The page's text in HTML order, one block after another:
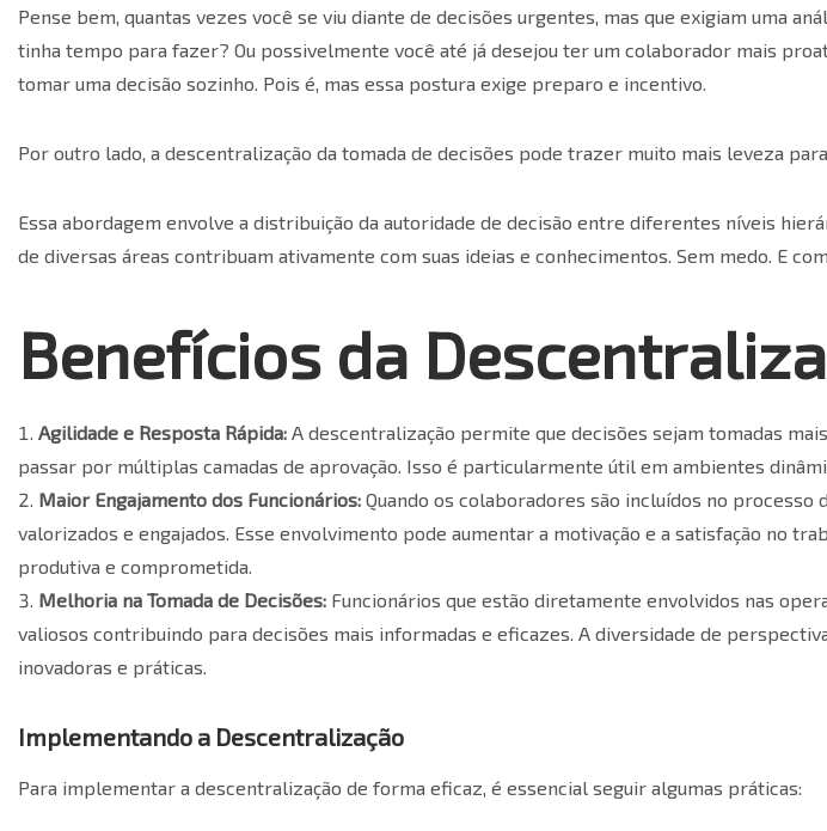
Pense bem, quantas vezes você se viu diante de decisões urgentes, mas que exigiam uma
tinha tempo para fazer? Ou possivelmente você até já desejou ter um colaborador mais
tomar uma decisão sozinho. Pois é, mas essa postura exige preparo e incentivo.
Por outro lado, a descentralização da tomada de decisões pode trazer muito mais leveza
Essa abordagem envolve a distribuição da autoridade de decisão entre diferentes níveis
de diversas áreas contribuam ativamente com suas ideias e conhecimentos. Sem medo. E
Benefícios da
Agilidade e Resposta Rápida: A descentralização permite que decisões sejam tomadas
passar por múltiplas camadas de aprovação. Isso é particularmente útil em ambientes
Maior Engajamento dos Funcionários: Quando os colaboradores são incluídos no processo
valorizados e engajados. Esse envolvimento pode aumentar a motivação e a satisfação no
produtiva e comprometida.
Melhoria na Tomada de Decisões: Funcionários que estão diretamente envolvidos nas
valiosos contribuindo para decisões mais informadas e eficazes. A diversidade de
inovadoras e práticas.
Implementando a Descentralização
Para implementar a descentralização de forma eficaz, é essencial seguir algumas práticas: